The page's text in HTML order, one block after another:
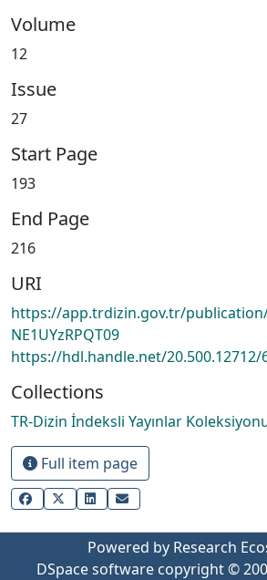
Volume
12
Issue
27
Start Page
193
End Page
216
URI
https://app.trdizin.gov.tr/
NE1UYzRPQT09
https://hdl.handle.net/20.500.12712/
Collections
TR-Dizin İndeksli Yayınlar
Full item page
Powered by Research
DSpace software copyright ©